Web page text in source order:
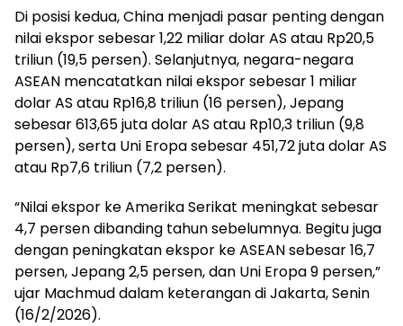
Di posisi kedua, China menjadi pasar penting dengan
nilai ekspor sebesar 1,22 miliar dolar AS atau Rp20,5
triliun (19,5 persen). Selanjutnya, negara-negara
ASEAN mencatatkan nilai ekspor sebesar 1 miliar
dolar AS atau Rp16,8 triliun (16 persen), Jepang
sebesar 613,65 juta dolar AS atau Rp10,3 triliun (9,8
persen), serta Uni Eropa sebesar 451,72 juta dolar AS
atau Rp7,6 triliun (7,2 persen).
“Nilai ekspor ke Amerika Serikat meningkat sebesar
4,7 persen dibanding tahun sebelumnya. Begitu juga
dengan peningkatan ekspor ke ASEAN sebesar 16,7
persen, Jepang 2,5 persen, dan Uni Eropa 9 persen,”
ujar Machmud dalam keterangan di Jakarta, Senin
(16/2/2026).